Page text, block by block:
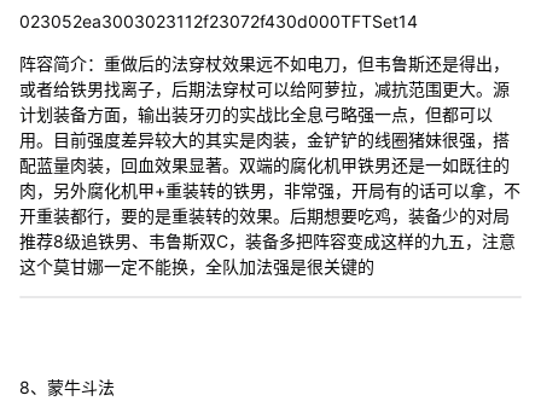
023052ea3003023112f23072f430d000TFTSet14
阵容简介：重做后的法穿杖效果远不如电刀，但韦鲁斯还是得出，
或者给铁男找离子，后期法穿杖可以给阿萝拉，减抗范围更大。源
计划装备方面，输出装牙刃的实战比全息弓略强一点，但都可以
用。目前强度差异较大的其实是肉装，金铲铲的线圈猪妹很强，搭
配蓝量肉装，回血效果显著。双端的腐化机甲铁男还是一如既往的
肉，另外腐化机甲+重装转的铁男，非常强，开局有的话可以拿，不
开重装都行，要的是重装转的效果。后期想要吃鸡，装备少的对局
推荐8级追铁男、韦鲁斯双C，装备多把阵容变成这样的九五，注意
这个莫甘娜一定不能换，全队加法强是很关键的
8、蒙牛斗法